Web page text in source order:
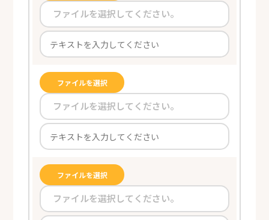
ファイルを選択してください。
ファイルを選択
ファイルを選択してください。
ファイルを選択
ファイルを選択してください。